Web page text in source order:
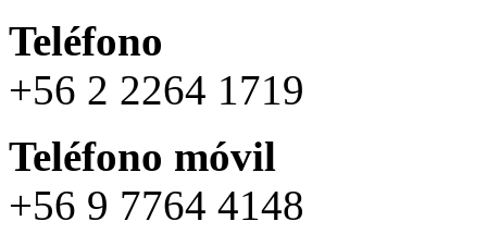
Teléfono
+56 2 2264 1719
Teléfono móvil
+56 9 7764 4148